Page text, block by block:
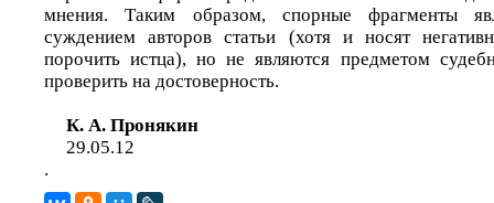
мнения. Таким образом, спорные фрагменты
суждением авторов статьи (хотя и носят
порочить истца), но не являются предметом
проверить на достоверность.
К. А. Пронякин
29.05.12
.